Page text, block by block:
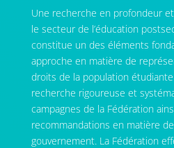
Une recherche en profondeur
le secteur de l’éducation
constitue un des éléments
approche en matière de
droits de la population
recherche rigoureuse et
campagnes de la Fédération
recommandations en matière
gouvernement. La Fédération